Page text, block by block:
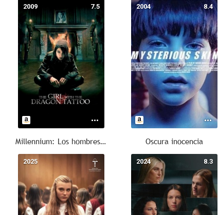
7.5
2009
Millennium: Los hombres que no amaban a las mujeres
8.4
2004
Oscura inocencia
--
2025 8.3
2024